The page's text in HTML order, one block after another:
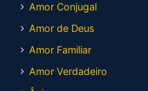
Amor Conjugal
Amor de Deus
Amor Familiar
Amor Verdadeiro